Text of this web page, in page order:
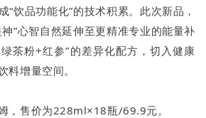
“饮品功能化”的技术积累。此次新品，
”心智自然延伸至更精准专业的能量补
茶粉+红参”的差异化配方，切入健康
料增量空间。
，售价为228ml×18瓶/69.9元。